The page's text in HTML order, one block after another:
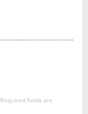
Required fields are